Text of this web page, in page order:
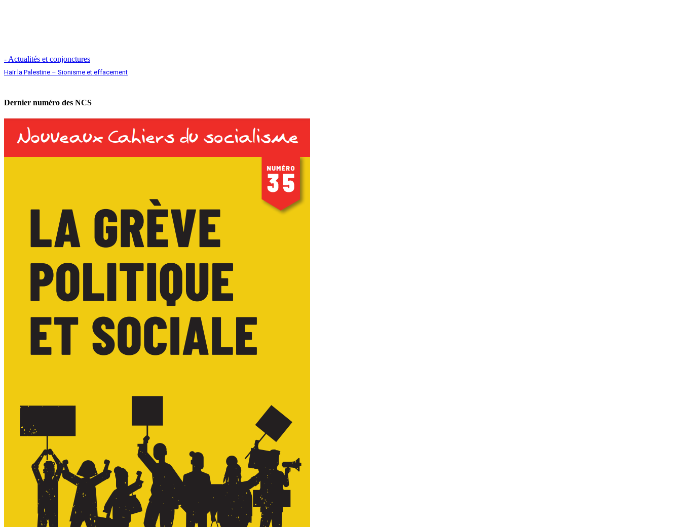
- Actualités et conjonctures
Haïr la Palestine – Sionisme et effacement
Dernier numéro des NCS